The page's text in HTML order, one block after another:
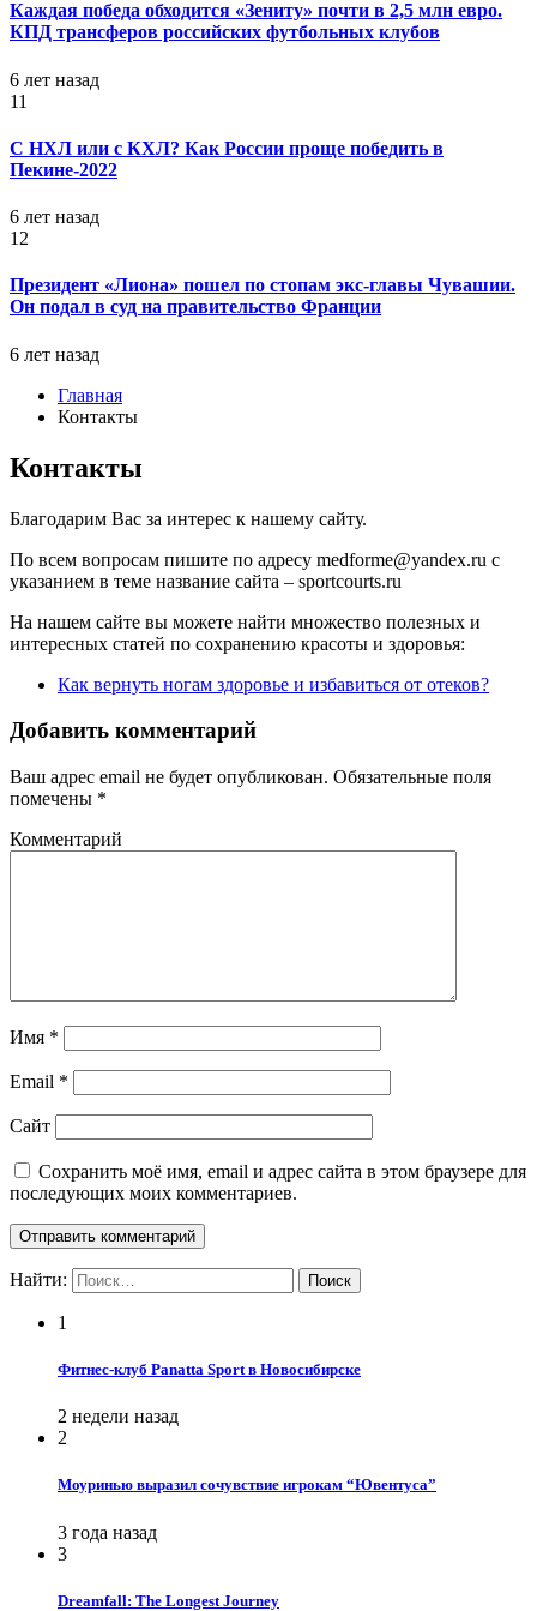
Каждая победа обходится «Зениту» почти в 2,5 млн евро.
КПД трансферов российских футбольных клубов
6 лет назад
11
С НХЛ или с КХЛ? Как России проще победить в
Пекине-2022
6 лет назад
12
Президент «Лиона» пошел по стопам экс-главы Чувашии.
Он подал в суд на правительство Франции
6 лет назад
Главная
Контакты
Контакты
Благодарим Вас за интерес к нашему сайту.
По всем вопросам пишите по адресу medforme@yandex.ru с
указанием в теме название сайта – sportcourts.ru
На нашем сайте вы можете найти множество полезных и
интересных статей по сохранению красоты и здоровья:
Как вернуть ногам здоровье и избавиться от отеков?
Добавить комментарий
Ваш адрес email не будет опубликован. Обязательные поля
помечены *
Комментарий
Имя *
Email *
Сайт
Сохранить моё имя, email и адрес сайта в этом браузере для
последующих моих комментариев.
Найти:
1
Фитнес-клуб Panatta Sport в Новосибирске
2 недели назад
2
Моуринью выразил сочувствие игрокам “Ювентуса”
3 года назад
3
Dreamfall: The Longest Journey